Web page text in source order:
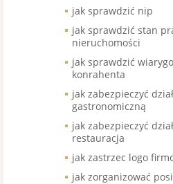
jak sprawdzić nip
jak sprawdzić stan
nieruchomości
jak sprawdzić
konrahenta
jak zabezpieczyć
gastronomiczną
jak zabezpieczyć
restauracja
jak zastrzec logo
jak zorganizować